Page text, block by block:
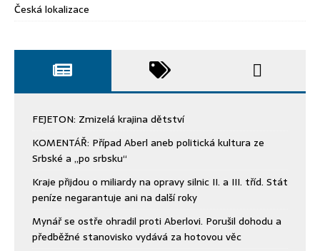
Česká lokalizace
FEJETON: Zmizelá krajina dětství
KOMENTÁŘ: Případ Aberl aneb politická kultura ze
Srbské a „po srbsku“
Kraje přijdou o miliardy na opravy silnic II. a III. tříd. Stát
peníze negarantuje ani na další roky
Mynář se ostře ohradil proti Aberlovi. Porušil dohodu a
předběžné stanovisko vydává za hotovou věc